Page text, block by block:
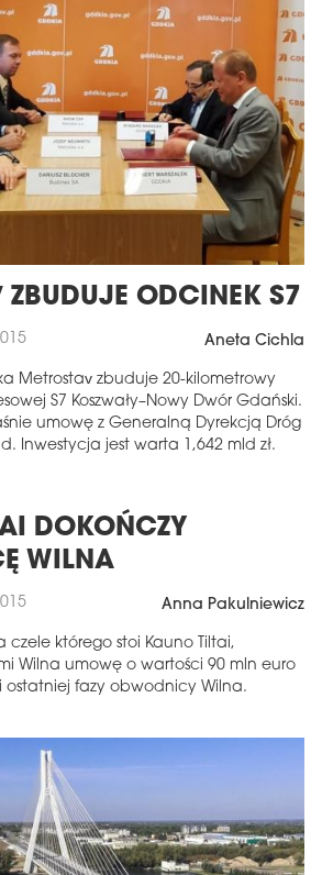
ZBUDUJE ODCINEK S7
Aneta Cichla
Metrostav zbuduje 20-kilometrowy
S7 Koszwały–Nowy Dwór Gdański.
umowę z Generalną Dyrekcją Dróg
Inwestycja jest warta 1,642 mld zł.
DOKOŃCZY
WILNA
Anna Pakulniewicz
czele którego stoi Kauno Tiltai,
Wilna umowę o wartości 90 mln euro
fazy obwodnicy Wilna.